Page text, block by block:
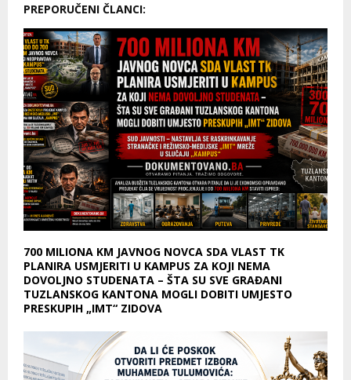
PREPORUČENI ČLANCI:
700 MILIONA KM JAVNOG NOVCA SDA VLAST TK
PLANIRA USMJERITI U KAMPUS ZA KOJI NEMA
DOVOLJNO STUDENATA – ŠTA SU SVE GRAĐANI
TUZLANSKOG KANTONA MOGLI DOBITI UMJESTO
PRESKUPIH „IMT“ ZIDOVA